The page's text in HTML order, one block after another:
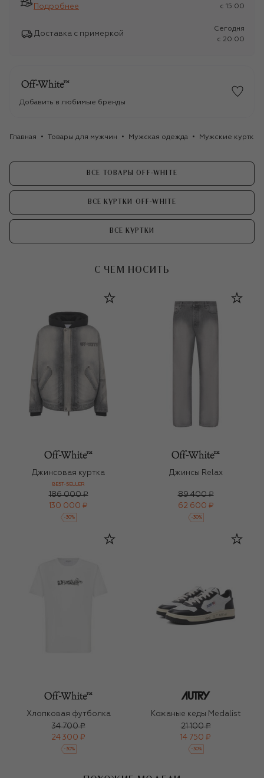
Подробнее
c 15:00
Доставка с примеркой
Сегодня
c 20:00
Добавить в любимые бренды
Главная Товары для мужчин Мужская одежда Мужские куртки
ВСЕ ТОВАРЫ OFF-WHITE
ВСЕ КУРТКИ OFF-WHITE
ВСЕ КУРТКИ
С ЧЕМ НОСИТЬ
Джинсовая куртка
BEST-SELLER
186 000 ₽
130 000 ₽
-30%
Джинсы Relax
89 400 ₽
62 600 ₽
-30%
Хлопковая футболка
34 700 ₽
24 300 ₽
-30%
Кожаные кеды Medalist
21 100 ₽
14 750 ₽
-30%